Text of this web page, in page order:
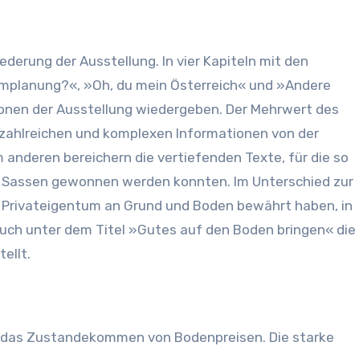
der Ausstellung. In vier Kapiteln mit den
»Oh, du mein Österreich« und »Andere
der Ausstellung wiedergeben. Der Mehrwert des
und komplexen Informationen von der
bereichern die vertiefenden Texte, für die so
gewonnen werden konnten. Im Unterschied zur
an Grund und Boden bewährt haben, in
unter dem Titel »Gutes auf den Boden bringen« die
Zustandekommen von Bodenpreisen. Die starke